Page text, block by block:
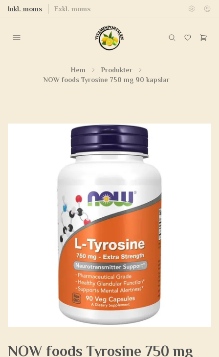
Inkl. moms Exkl. moms
Hem
Produkter
NOW foods Tyrosine 750 mg 90 kapslar
NOW foods Tyrosine 750 mg